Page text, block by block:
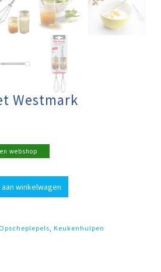
Westmark
webshop
winkelwagen
,Keukenhulpen